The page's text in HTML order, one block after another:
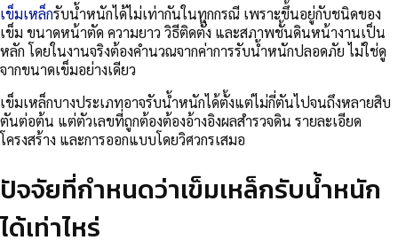
เข็มเหล็กรับน้ำหนักได้ไม่เท่ากันในทุกกรณี เพราะขึ้นอยู่กับชนิดของ
เข็ม ขนาดหน้าตัด ความยาว วิธีติดตั้ง และสภาพชั้นดินหน้างานเป็น
หลัก โดยในงานจริงต้องคำนวณจากค่าการรับน้ำหนักปลอดภัย ไม่ใช่ดู
จากขนาดเข็มอย่างเดียว
เข็มเหล็กบางประเภทอาจรับน้ำหนักได้ตั้งแต่ไม่กี่ตันไปจนถึงหลายสิบ
ตันต่อต้น แต่ตัวเลขที่ถูกต้องต้องอ้างอิงผลสำรวจดิน รายละเอียด
โครงสร้าง และการออกแบบโดยวิศวกรเสมอ
ปัจจัยที่กำหนดว่าเข็มเหล็กรับน้ำหนัก
ได้เท่าไหร่